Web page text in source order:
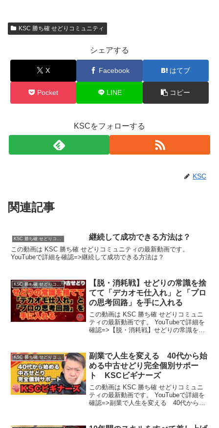
KSC 勝ち確 せどりコミュニティ
シェアする
X Facebook はてブ
Pocket LINE コピー
KSCをフォローする
KSC
関連記事
継続して成功できる方法は？
この動画は KSC 勝ち確 せどりコミュニティの最新動画です。
YouTubeで詳細を確認=>継続して成功できる方法は？
KSC 勝ち確 せどりコミュニティ
【脱・消耗戦】せどりの常識を捨
てて「デカオモ仕入れ」と「プロ
の思考回路」を手に入れる
この動画は KSC 勝ち確 せどりコミュニ
ティの最新動画です。 YouTubeで詳細を
確認=>【脱・消耗戦】せどりの常識を捨
KSC 勝ち確 せどりコミュニティ
副業で人生を変える 40代から始
める中古せどり完全個別サポー
ト KSCビギナーズ
この動画は KSC 勝ち確 せどりコミュニ
ティの最新動画です。 YouTubeで詳細を
確認=>副業で人生を変える 40代から始